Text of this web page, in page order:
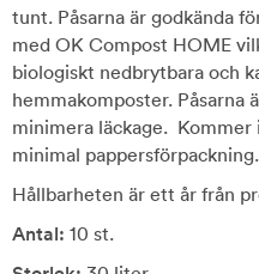
tunt. Påsarna är godkända
med OK Compost HOME
biologiskt nedbrytbara och
hemmakomposter. Påsarna
minimera läckage. Kommer
minimal pappersförpackning.
Hållbarheten är ett år från
Antal: 10 st.